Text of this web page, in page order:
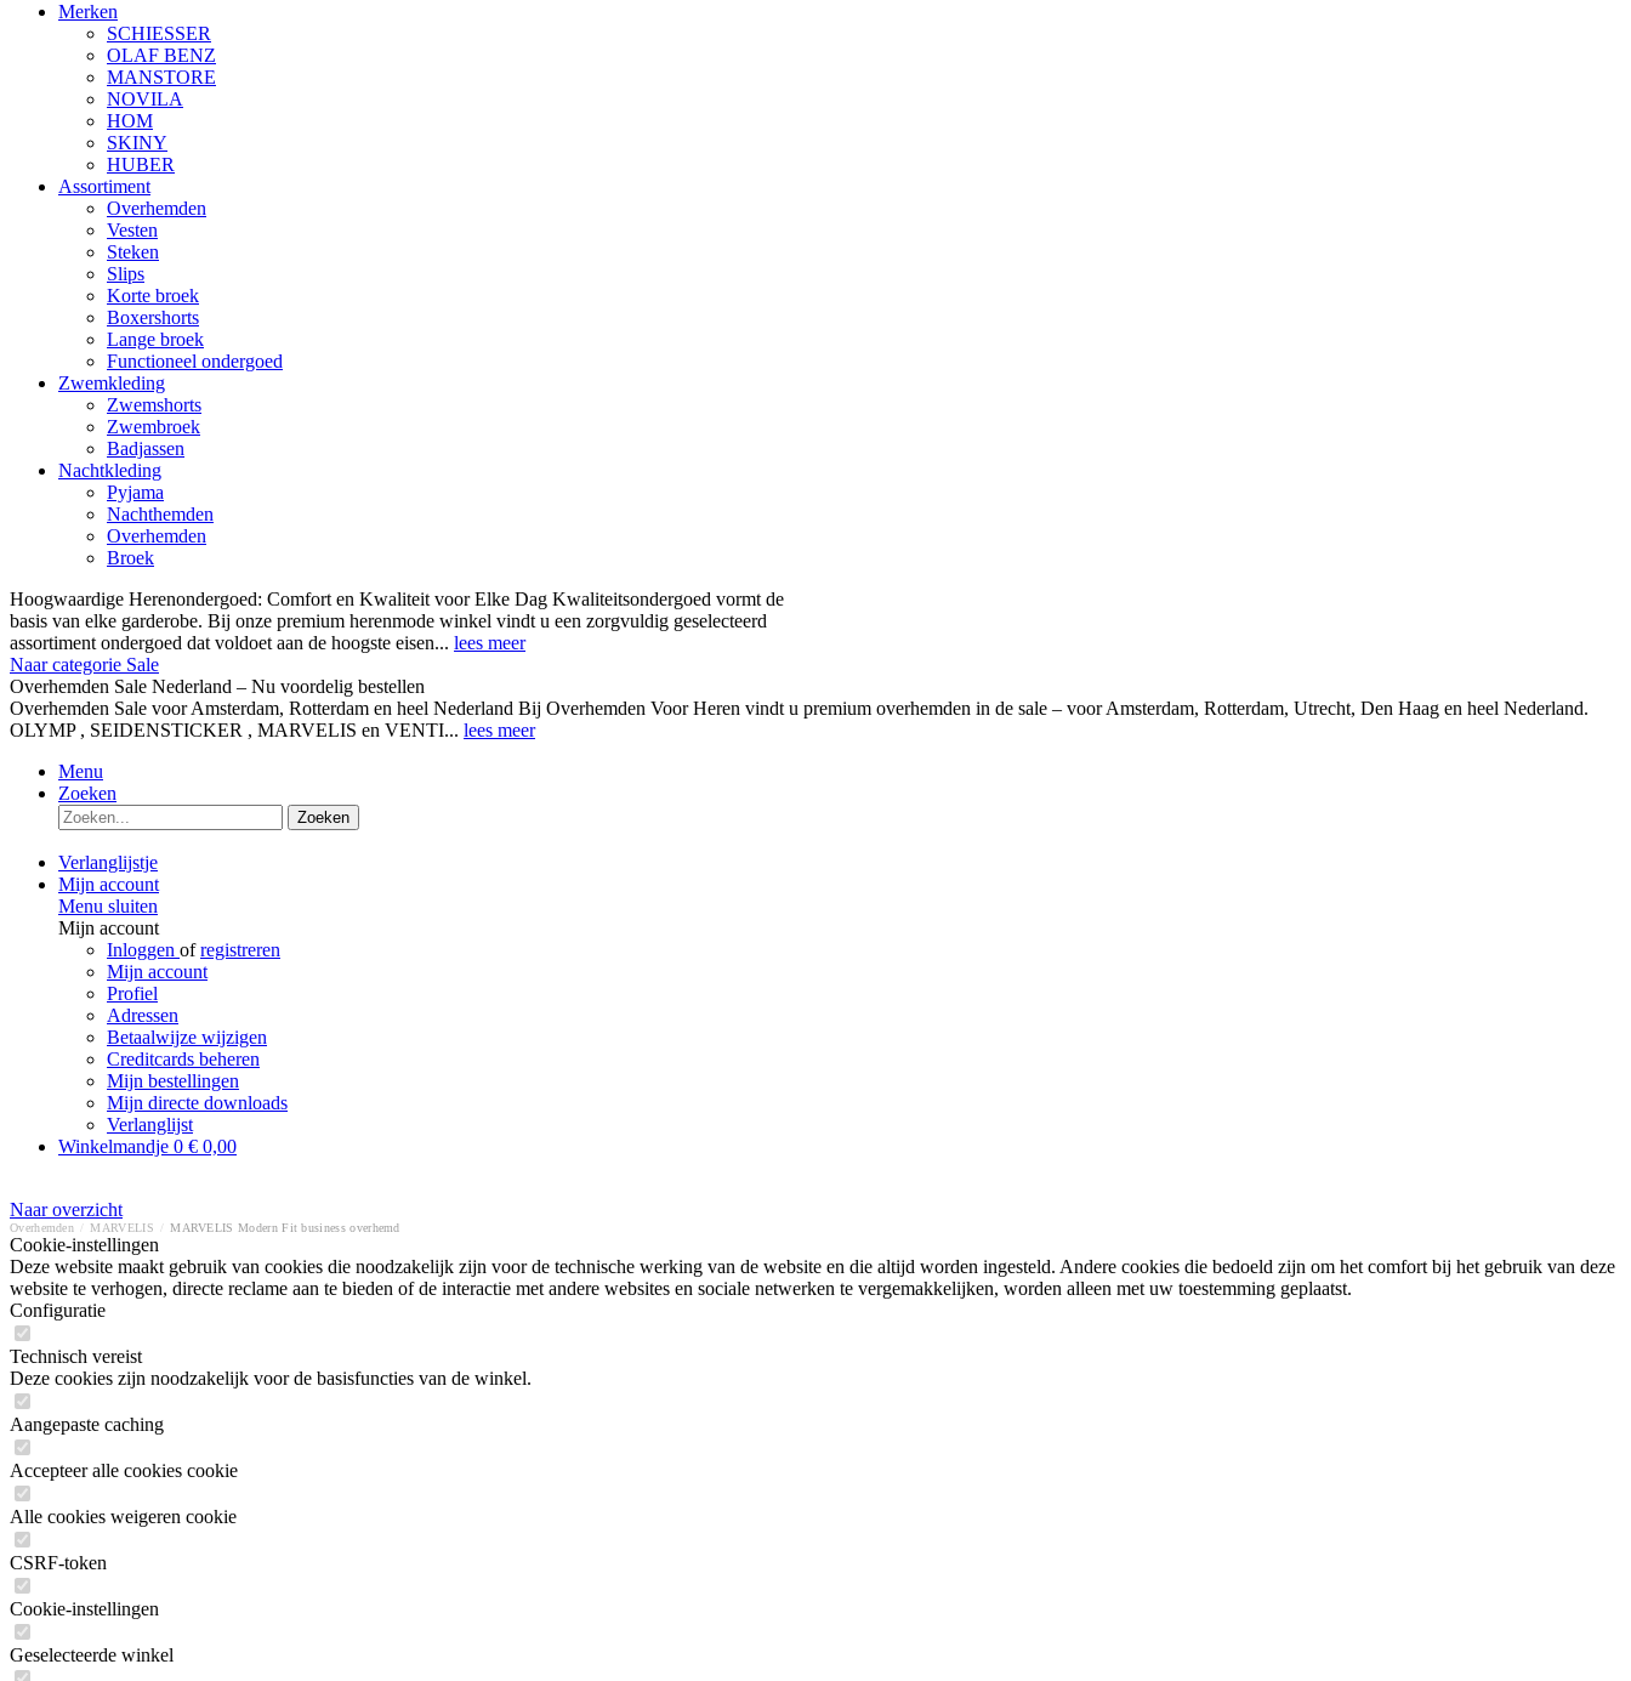
Merken
SCHIESSER
OLAF BENZ
MANSTORE
NOVILA
HOM
SKINY
HUBER
Assortiment
Overhemden
Vesten
Steken
Slips
Korte broek
Boxershorts
Lange broek
Functioneel ondergoed
Zwemkleding
Zwemshorts
Zwembroek
Badjassen
Nachtkleding
Pyjama
Nachthemden
Overhemden
Broek
Hoogwaardige Herenondergoed: Comfort en Kwaliteit voor Elke Dag Kwaliteitsondergoed vormt de
basis van elke garderobe. Bij onze premium herenmode winkel vindt u een zorgvuldig geselecteerd
assortiment ondergoed dat voldoet aan de hoogste eisen... lees meer
Naar categorie Sale
Overhemden Sale Nederland – Nu voordelig bestellen
Overhemden Sale voor Amsterdam, Rotterdam en heel Nederland Bij Overhemden Voor Heren vindt u premium overhemden in de sale – voor Amsterdam, Rotterdam, Utrecht, Den Haag en heel Nederland.
OLYMP , SEIDENSTICKER , MARVELIS en VENTI... lees meer
Menu
Zoeken
Zoeken
Verlanglijstje
Mijn account
Menu sluiten
Mijn account
Inloggen ofregistreren
Mijn account
Profiel
Adressen
Betaalwijze wijzigen
Creditcards beheren
Mijn bestellingen
Mijn directe downloads
Verlanglijst
Winkelmandje 0 € 0,00
Naar overzicht
Overhemden MARVELIS MARVELIS Modern Fit business overhemd
Cookie-instellingen
Deze website maakt gebruik van cookies die noodzakelijk zijn voor de technische werking van de website en die altijd worden ingesteld. Andere cookies die bedoeld zijn om het comfort bij het gebruik van deze
website te verhogen, directe reclame aan te bieden of de interactie met andere websites en sociale netwerken te vergemakkelijken, worden alleen met uw toestemming geplaatst.
Configuratie
Technisch vereist
Deze cookies zijn noodzakelijk voor de basisfuncties van de winkel.
Aangepaste caching
Accepteer alle cookies cookie
Alle cookies weigeren cookie
CSRF-token
Cookie-instellingen
Geselecteerde winkel